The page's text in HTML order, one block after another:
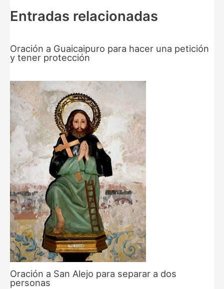
Entradas relacionadas
Oración a Guaicaipuro para hacer una petición
y tener protección
Oración a San Alejo para separar a dos
personas